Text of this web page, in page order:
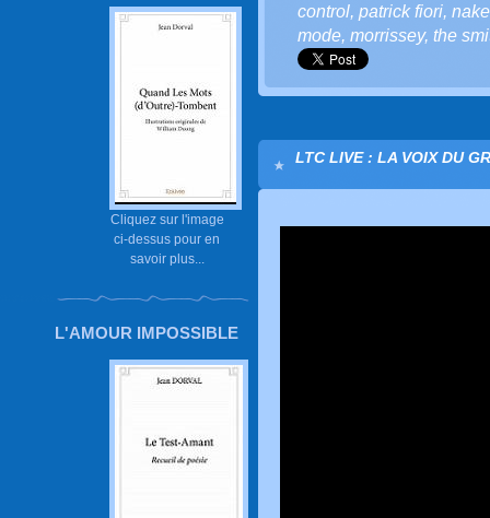
Cliquez sur l'image
ci-dessus pour en
savoir plus...
L'AMOUR IMPOSSIBLE
control, patrick fiori,
mode, morrissey, the
LTC LIVE : LA VOIX DU